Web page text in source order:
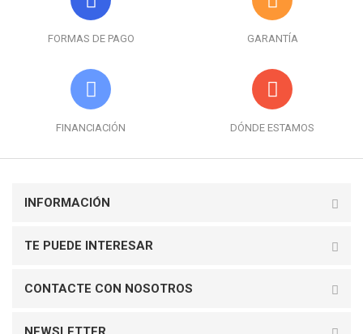
FORMAS DE PAGO GARANTÍA
FINANCIACIÓN DÓNDE ESTAMOS
INFORMACIÓN
TE PUEDE INTERESAR
CONTACTE CON NOSOTROS